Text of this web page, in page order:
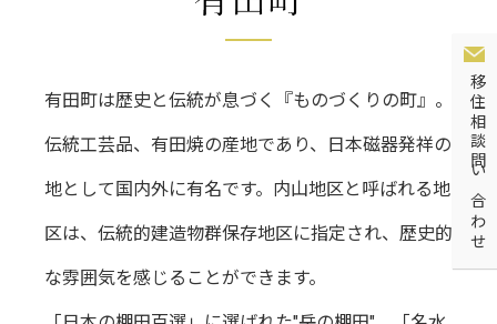
移住相談問い合わせ
有田町は歴史と伝統が息づく『ものづくりの町』。
伝統工芸品、有田焼の産地であり、日本磁器発祥の
地として国内外に有名です。内山地区と呼ばれる地
区は、伝統的建造物群保存地区に指定され、歴史的
な雰囲気を感じることができます。